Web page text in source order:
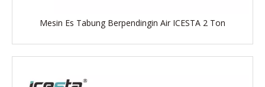
Mesin Es Tabung Berpendingin Air ICESTA 2 Ton